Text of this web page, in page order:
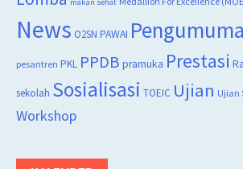
News O2SN PAWAI
pesantren PKL PPDB pramuka Prestasi
sekolah Sosialisasi TOEIC Ujian Ujian
Workshop